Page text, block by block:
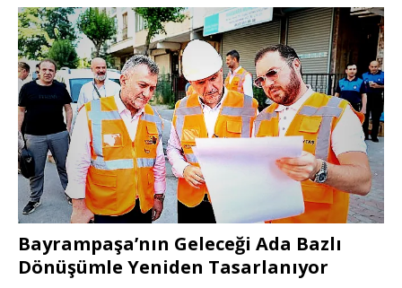
Bayrampaşa’nın Geleceği Ada Bazlı
Dönüşümle Yeniden Tasarlanıyor